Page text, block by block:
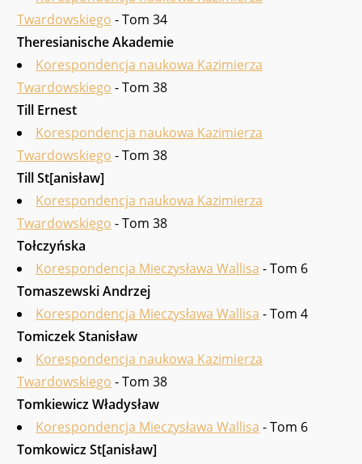
Twardowskiego - Tom 34
Theresianische Akademie
Korespondencja naukowa Kazimierza
Twardowskiego - Tom 38
Till Ernest
Korespondencja naukowa Kazimierza
Twardowskiego - Tom 38
Till St[anisław]
Korespondencja naukowa Kazimierza
Twardowskiego - Tom 38
Tołczyńska
Korespondencja Mieczysława Wallisa - Tom 6
Tomaszewski Andrzej
Korespondencja Mieczysława Wallisa - Tom 4
Tomiczek Stanisław
Korespondencja naukowa Kazimierza
Twardowskiego - Tom 38
Tomkiewicz Władysław
Korespondencja Mieczysława Wallisa - Tom 6
Tomkowicz St[anisław]